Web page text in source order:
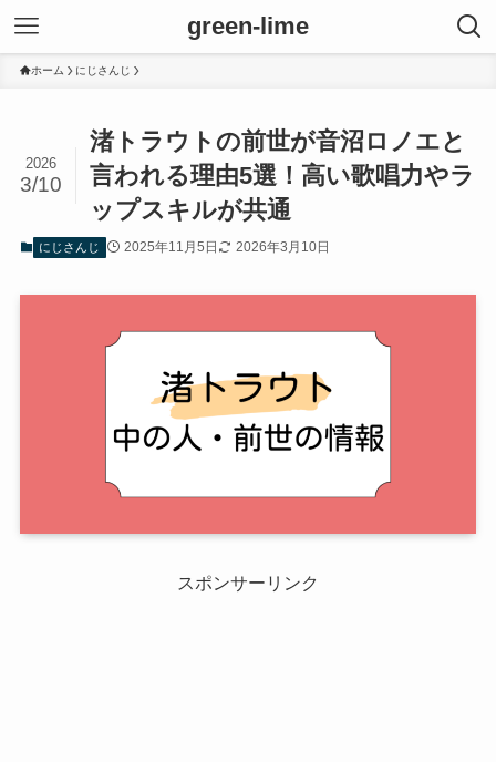
green-lime
ホーム にじさんじ
渚トラウトの前世が音沼ロノエと
言われる理由5選！高い歌唱力やラ
ップスキルが共通
2026
3/10
にじさんじ 2025年11月5日 2026年3月10日
スポンサーリンク